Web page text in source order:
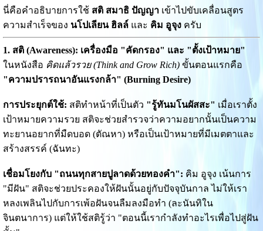
นี่คือคำอธิบายการใช้ สติ สมาธิ ปัญญาเข้าไปขับเคลื่อนสูตร
ความสำเร็จของ นโปเลียน ฮิลล์และ คิม อูจุงครับ
1. สติ (Awareness): เครื่องมือ "คัดกรอง" และ "ตั้งเป้าหมาย"
ในหนังสือ คิดแล้วรวย (Think and Grow Rich)ขั้นตอนแรกคือ
"ความปรารถนาอันแรงกล้า" (Burning Desire)
การประยุกต์ใช้: สติทำหน้าที่เป็นตัว "รู้ทันมโนผัสสะ" เมื่อเราตั้ง
เป้าหมายความรวย สติจะช่วยสำรวจว่าความอยากนั้นเป็นความ
ทะยานอยากที่มืดบอด (ตัณหา) หรือเป็นเป้าหมายที่มีเมตตาและ
สร้างสรรค์ (ฉันทะ)
เชื่อมโยงกับ "ถนนทุกสายปูลาดด้วยทองคำ": คิม อูจุง เน้นการ
"มีฝัน" สติจะช่วยประคองให้ฝันนั้นอยู่กับปัจจุบันกาล ไม่ให้เรา
หลงเพลินไปกับการเพ้อฝันจนลืมลงมือทำ (ละนันทิใน
จินตนาการ) แต่ให้ใช้สติรู้ว่า "ตอนนี้เรากำลังทำอะไรเพื่อไปสู่ฝัน